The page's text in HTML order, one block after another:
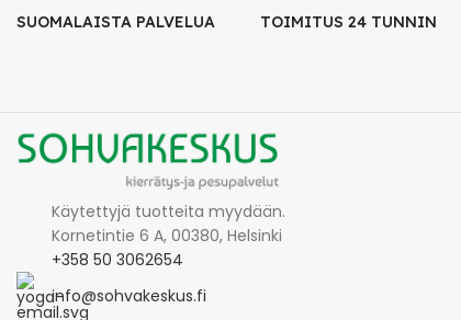
SUOMALAISTA PALVELUA
TOIMITUS 24 TUNNIN
Käytettyjä tuotteita myydään.
Kornetintie 6 A, 00380, Helsinki
+358 50 3062654
info@sohvakeskus.fi